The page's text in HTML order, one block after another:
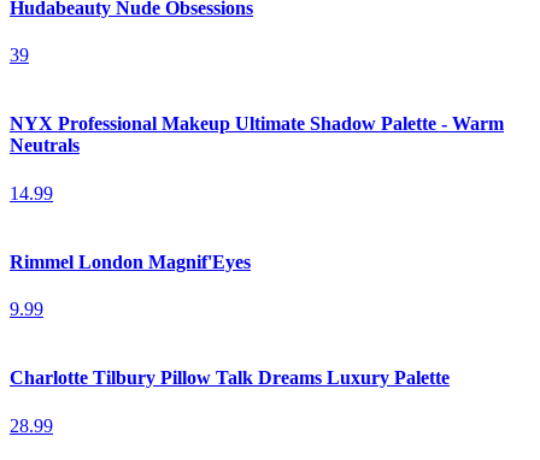
Hudabeauty Nude Obsessions
39
NYX Professional Makeup Ultimate Shadow Palette - Warm
Neutrals
14.99
Rimmel London Magnif'Eyes
9.99
Charlotte Tilbury Pillow Talk Dreams Luxury Palette
28.99